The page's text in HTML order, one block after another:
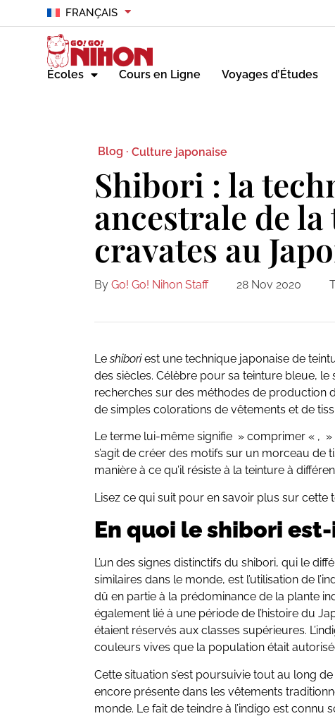
FRANÇAIS
Écoles Cours en Ligne Voyages d’Études
Blog · Culture japonaise
Shibori : la
ancestrale de
cravates au
By Go! Go! Nihon Staff 28 Nov 2020
Leshiboriest une technique japonaise de
des siècles. Célèbre pour sa teinture bleue, le
recherches sur des méthodes de production
de simples colorations de vêtements et de
Le terme lui-même signifie » comprimer « ,
s’agit de créer des motifs sur un morceau de
manière à ce qu’il résiste à la teinture à
Lisez ce qui suit pour en savoir plus sur cette
En quoi le shibori
L’un des signes distinctifs du shibori, qui le
similaires dans le monde, est l’utilisation de
dû en partie à la prédominance de la plante
également lié à une période de l’histoire du
étaient réservés aux classes supérieures.
couleurs vives que la population était
Cette situation s’est poursuivie tout au long de
encore présente dans les vêtements
monde. Le fait de teindre à l’indigo est connu